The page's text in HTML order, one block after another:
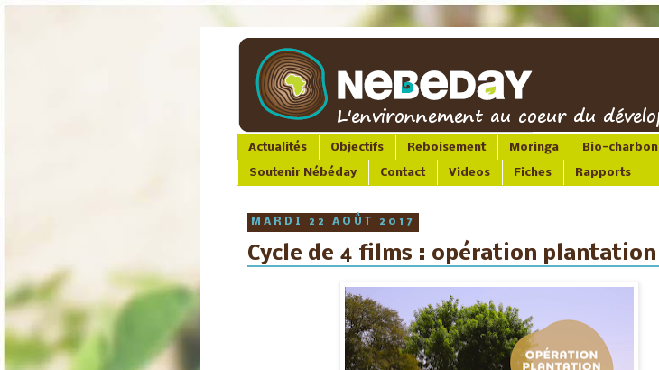
Actualités Objectifs Reboisement Moringa Bio-charbon
Soutenir Nébéday Contact Videos Fiches Rapports
MARDI 22 AOÛT 2017
Cycle de 4 films : opération plantation